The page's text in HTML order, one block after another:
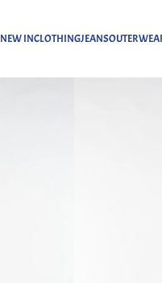
NEW INCLOTHINGJEANS